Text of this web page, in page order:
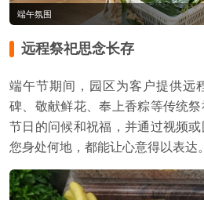
端午氛围
远程祭祀思念长存
端午节期间，园区为客户提供远
碑、敬献鲜花、奉上香粽等传统
节日的问候和祝福，并通过视频
您身处何地，都能让心意得以表达。